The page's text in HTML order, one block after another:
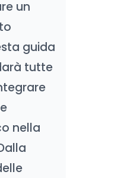
un
guida
tutte
nella